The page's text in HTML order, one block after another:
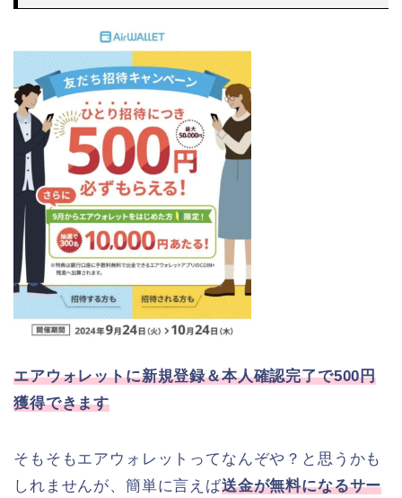
エアウォレットに新規登録＆本人確認完了で500円
獲得できます
そもそもエアウォレットってなんぞや？と思うかも
しれませんが、簡単に言えば送金が無料になるサー